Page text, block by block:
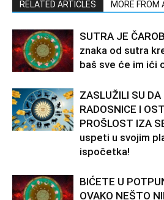
RELATED ARTICLES MORE FROM
SUTRA JE
znaka od sutra
baš sve će im ići
ZASLUŽILI SU
RADOSNICE I
PROŠLOST IZA
uspeti u svojim
ispočetka!
BIĆETE U
OVAKO NEŠTO